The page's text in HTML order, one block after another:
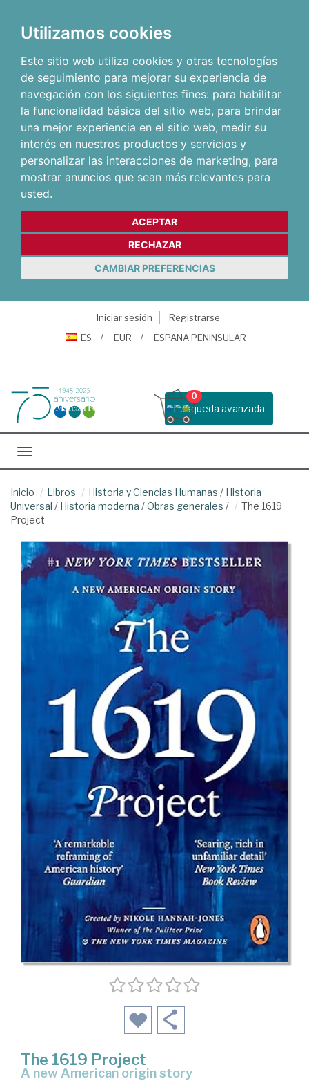
Utilizamos cookies
Este sitio web utiliza cookies y otras tecnologías
de seguimiento para mejorar su experiencia de
navegación con los siguientes fines: para habilitar
la funcionalidad básica del sitio web, para brindar
una mejor experiencia en el sitio web, medir su
interés en nuestros productos y servicios y
personalizar las interacciones de marketing, para
mostrar anuncios que sean más relevantes para
usted.
ACEPTAR
RECHAZAR
CAMBIAR PREFERENCIAS
Iniciar sesión
Registrarse
ES
EUR ESPAÑA PENINSULAR
Busqueda avanzada
0
Toggle navigation
Inicio Libros Historia y Ciencias Humanas / Historia
Universal / Historia moderna /Obras generales /
The 1619
Project
The 1619 Project
a new American origin story